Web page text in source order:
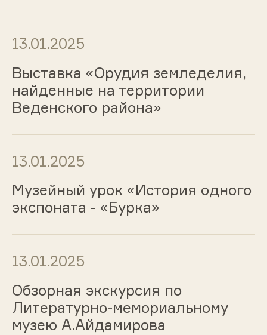
13.01.2025
Выставка «Орудия земледелия,
найденные на территории
Веденского района»
13.01.2025
Музейный урок «История одного
экспоната - «Бурка»
13.01.2025
Обзорная экскурсия по
Литературно-мемориальному
музею А.Айдамирова